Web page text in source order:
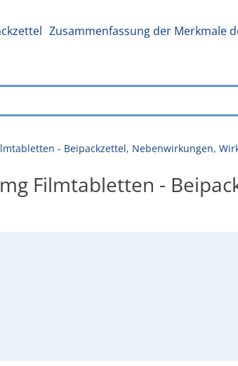
Zusammenfassung der Merkmale
- Beipackzettel, Nebenwirkungen,
Filmtabletten -